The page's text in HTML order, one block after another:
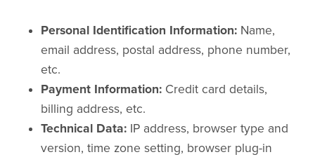
Personal Identification Information:Name,
email address, postal address, phone number,
etc.
Payment Information:Credit card details,
billing address, etc.
Technical Data:IP address, browser type and
version, time zone setting, browser plug-in